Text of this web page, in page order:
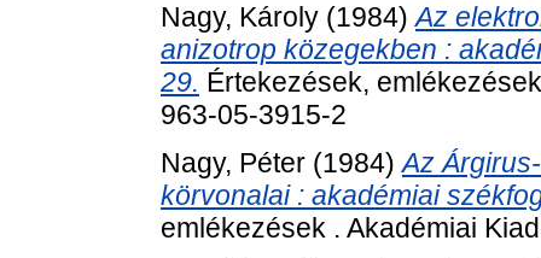
Nagy, Károly (1984)Az
anizotrop közegekben :
29. Értekezések,
963-05-3915-2
Nagy, Péter (1984)Az
körvonalai : akadémiai
emlékezések . Akadémiai